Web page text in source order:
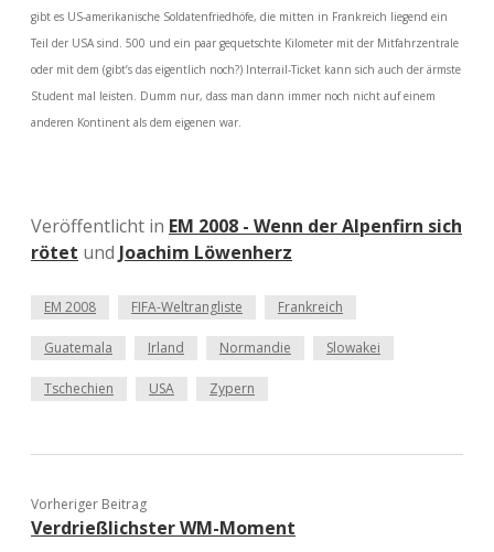
gibt es US-amerikanische Soldatenfriedhöfe, die mitten in Frankreich liegend ein
Teil der USA sind. 500 und ein paar gequetschte Kilometer mit der Mitfahrzentrale
oder mit dem (gibt’s das eigentlich noch?) Interrail-Ticket kann sich auch der ärmste
Student mal leisten. Dumm nur, dass man dann immer noch nicht auf einem
anderen Kontinent als dem eigenen war.
Veröffentlicht in EM 2008 - Wenn der Alpenfirn sich
rötet und Joachim Löwenherz
EM 2008 FIFA-Weltrangliste Frankreich
Guatemala Irland Normandie Slowakei
Tschechien USA Zypern
Vorheriger Beitrag
Verdrießlichster WM-Moment